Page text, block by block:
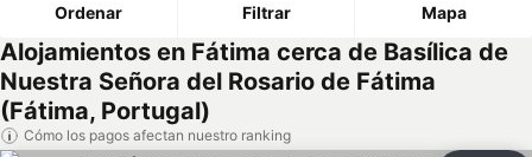
Ordenar Filtrar Mapa
Alojamientos en Fátima cerca de Basílica de
Nuestra Señora del Rosario de Fátima
(Fátima, Portugal)
Cómo los pagos afectan nuestro ranking